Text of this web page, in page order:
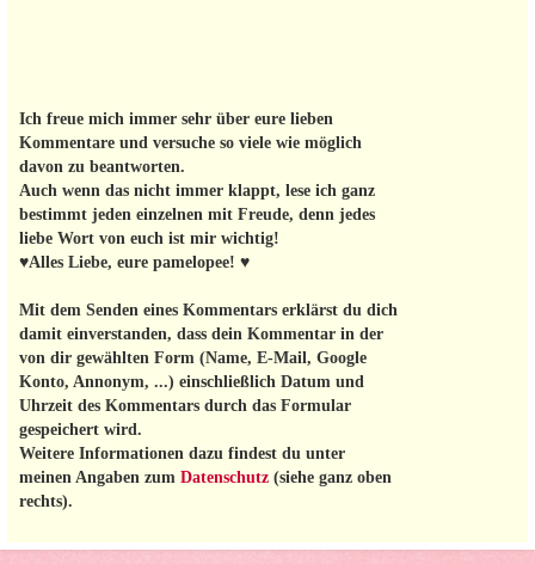
Ich freue mich immer sehr über eure lieben
Kommentare und versuche so viele wie möglich
davon zu beantworten.
Auch wenn das nicht immer klappt, lese ich ganz
bestimmt jeden einzelnen mit Freude, denn jedes
liebe Wort von euch ist mir wichtig!
♥Alles Liebe, eure pamelopee! ♥
Mit dem Senden eines Kommentars erklärst du dich
damit einverstanden, dass dein Kommentar in der
von dir gewählten Form (Name, E-Mail, Google
Konto, Annonym, ...) einschließlich Datum und
Uhrzeit des Kommentars durch das Formular
gespeichert wird.
Weitere Informationen dazu findest du unter
meinen Angaben zum Datenschutz (siehe ganz oben
rechts).